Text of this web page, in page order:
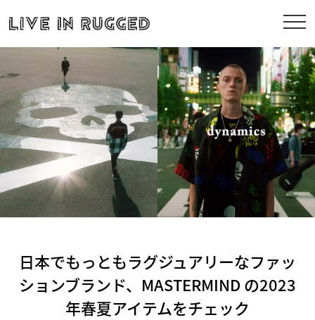
日本でもっともラグジュアリーなファッ
ションブランド、MASTERMIND の2023
年春夏アイテムをチェック